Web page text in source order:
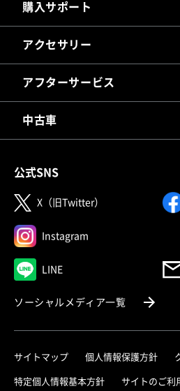
購入サポート
アクセサリー
アフターサービス
中古車
公式SNS
X（旧Twitter） （別ウィンドウ
Instagram （別ウィンドウで開
LINE（別ウィンドウで開く）
ソーシャルメディア一覧（別ウィン
サイトマップ 個人情報保護方針
特定個人情報基本方針 サイトのご利